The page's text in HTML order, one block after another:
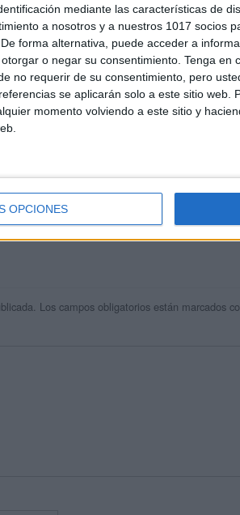
mediante las características de
a nosotros y a nuestros 1017 socios
forma alternativa, puede acceder a
o negar su consentimiento. Tenga en
no requerir de su consentimiento, pero
se aplicarán solo a este sitio web.
momento volviendo a este sitio y
OPCIONES
información.
Los campos obligatorios están marcados